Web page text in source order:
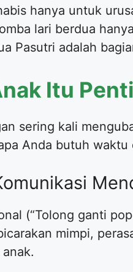
hanya untuk
lari berdua
Pasutri adalah
Itu
sering kali
Anda butuh waktu
(“Tolong ganti
mimpi,